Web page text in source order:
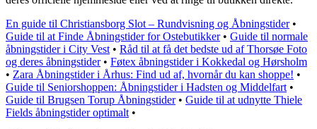
En guide til Christiansborg Slot – Rundvisning og Åbningstider•
Guide til at Finde Åbningstider for Ostebutikker• Guide til normale
åbningstider i City Vest • Råd til at få det bedste ud af Thorsøe Foto
og deres åbningstider• Føtex åbningstider i Kokkedal og Hørsholm
• Zara Åbningstider i Århus: Find ud af, hvornår du kan shoppe! •
Guide til Seniorshoppen: Åbningstider i Hadsten og Middelfart •
Guide til Brugsen Torup Åbningstider• Guide til at udnytte Thiele
Fields åbningstider optimalt •